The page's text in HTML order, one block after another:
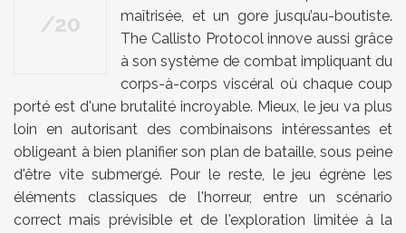
20
maîtrisée, et un gore jusqu’au-boutiste.
The Callisto Protocol innove aussi grâce
à son système de combat impliquant du
corps-à-corps viscéral où chaque coup
porté est d'une brutalité incroyable. Mieux, le jeu va plus
loin en autorisant des combinaisons intéressantes et
obligeant à bien planifier son plan de bataille, sous peine
d'être vite submergé. Pour le reste, le jeu égrène les
éléments classiques de l'horreur, entre un scénario
correct mais prévisible et de l'exploration limitée à la